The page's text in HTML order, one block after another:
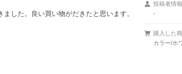
した。良い買い物がだきたと思います。
投稿者情報
-
購入した
カラー/ホ